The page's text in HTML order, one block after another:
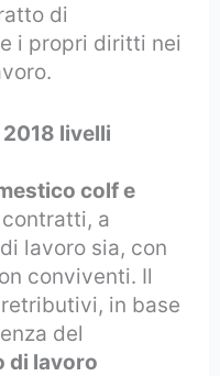
di
i propri diritti nei
livelli
colf e
a
lavoro sia, con
conviventi. Il
in base
del
di lavoro